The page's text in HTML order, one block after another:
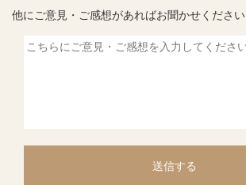
他にご意見・ご感想があればお聞かせください
送信する